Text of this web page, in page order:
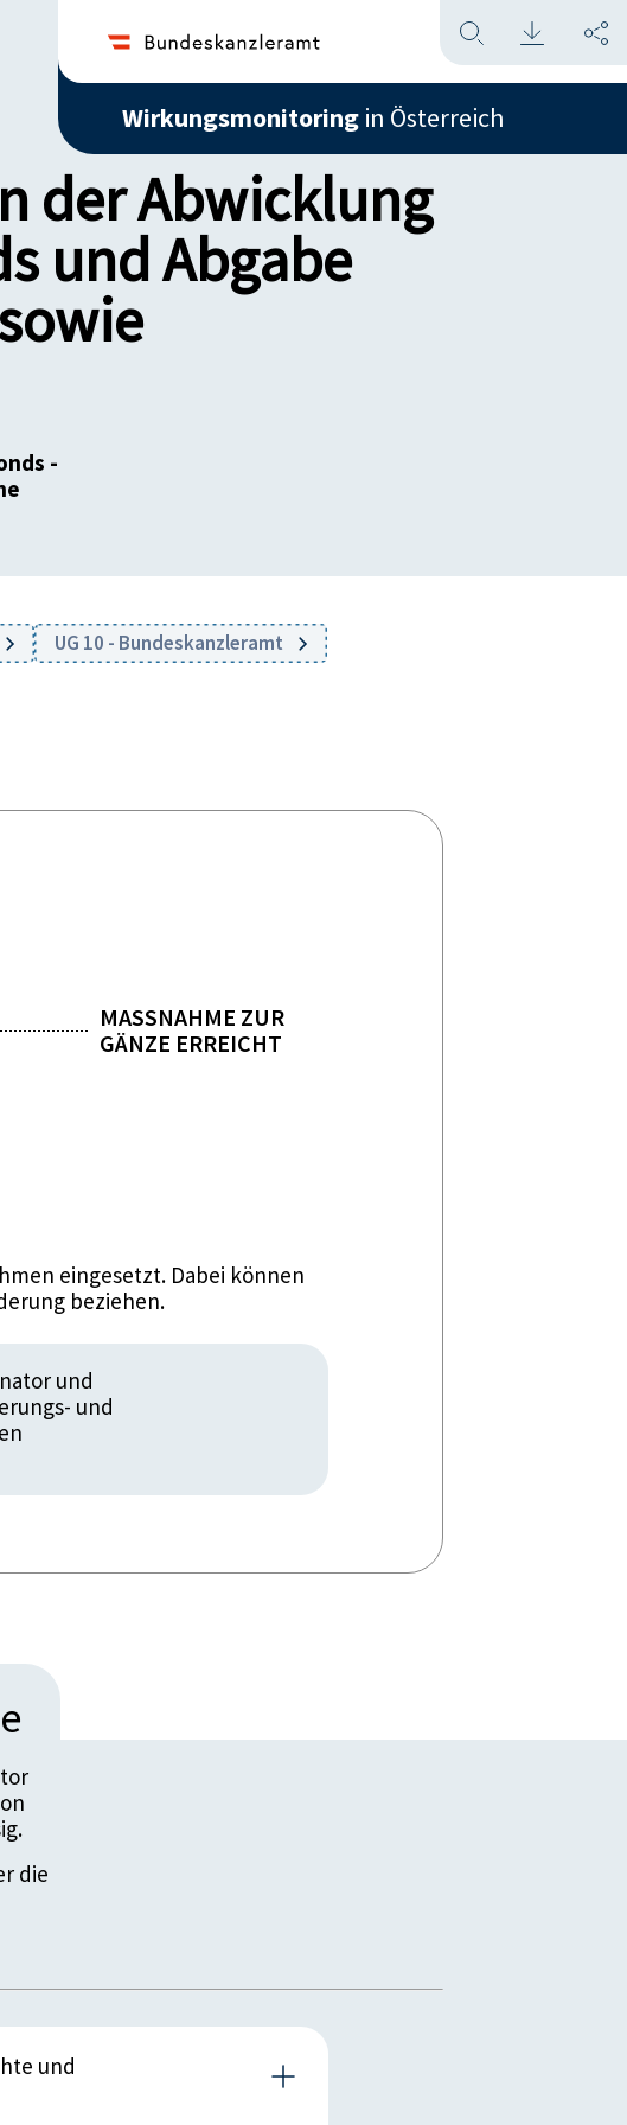
Wirkungsmonitoring in Österreich
der Abwicklung
und Abgabe
-
UG 10 - Bundeskanzleramt
MASSNAHME ZUR
GÄNZE ERREICHT
eingesetzt. Dabei können
beziehen.
und
und
die
und